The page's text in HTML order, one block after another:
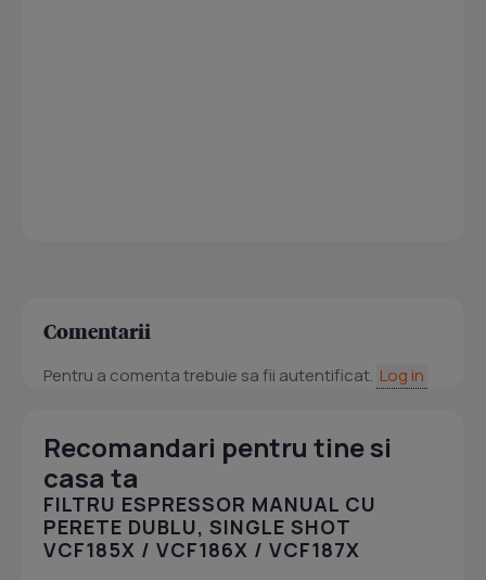
Comentarii
Pentru a comenta trebuie sa fii autentificat. Log in
Recomandari pentru tine si
casa ta
FILTRU ESPRESSOR MANUAL CU
PERETE DUBLU, SINGLE SHOT
VCF185X / VCF186X / VCF187X